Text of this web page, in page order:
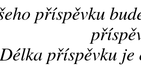
příspěvku
příspěvku je